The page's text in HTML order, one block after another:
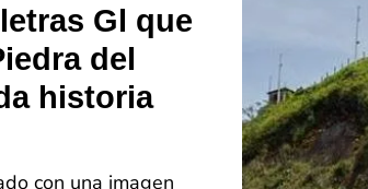
Gl que
del
historia
con una imagen